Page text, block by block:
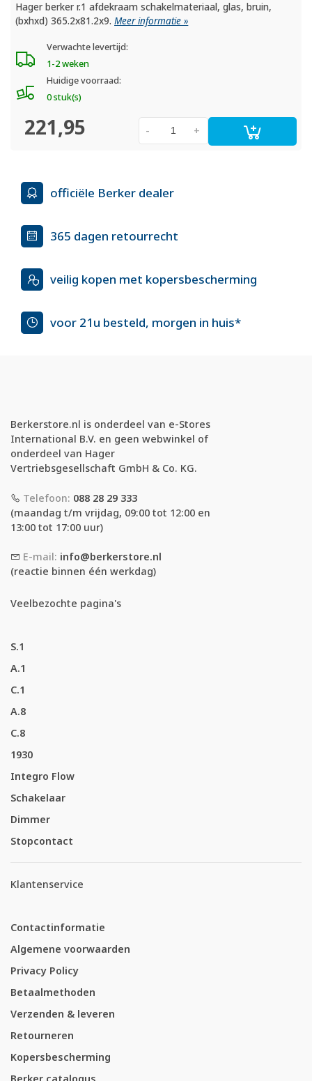
Hager berker r.1 afdekraam schakelmateriaal, glas, bruin,
(bxhxd) 365.2x81.2x9.Meer informatie »
Verwachte levertijd:
1-2 weken
Huidige voorraad:
0 stuk(s)
221,95 +
-
officiële Berker dealer
365 dagen retourrecht
veilig kopen met kopersbescherming
voor 21u besteld, morgen in huis*
Berkerstore.nl is onderdeel van e-Stores
International B.V. en geen webwinkel of
onderdeel van Hager
Vertriebsgesellschaft GmbH & Co. KG.
Telefoon: 088 28 29 333
(maandag t/m vrijdag, 09:00 tot 12:00 en
13:00 tot 17:00 uur)
E-mail: info@berkerstore.nl
(reactie binnen één werkdag)
Veelbezochte pagina's
S.1
A.1
C.1
A.8
C.8
1930
Integro Flow
Schakelaar
Dimmer
Stopcontact
Klantenservice
Contactinformatie
Algemene voorwaarden
Privacy Policy
Betaalmethoden
Verzenden & leveren
Retourneren
Kopersbescherming